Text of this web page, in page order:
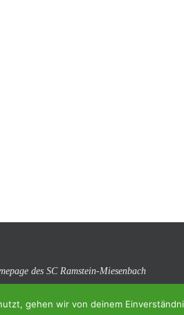
des SC Ramstein-Miesenbach
gehen wir von deinem